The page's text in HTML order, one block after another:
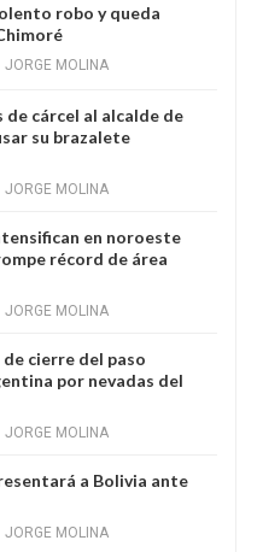
robo y queda
JORGE MOLINA
de cárcel al alcalde de
su brazalete
JORGE MOLINA
en noroeste
récord de área
JORGE MOLINA
de cierre del paso
por nevadas del
JORGE MOLINA
a Bolivia ante
JORGE MOLINA